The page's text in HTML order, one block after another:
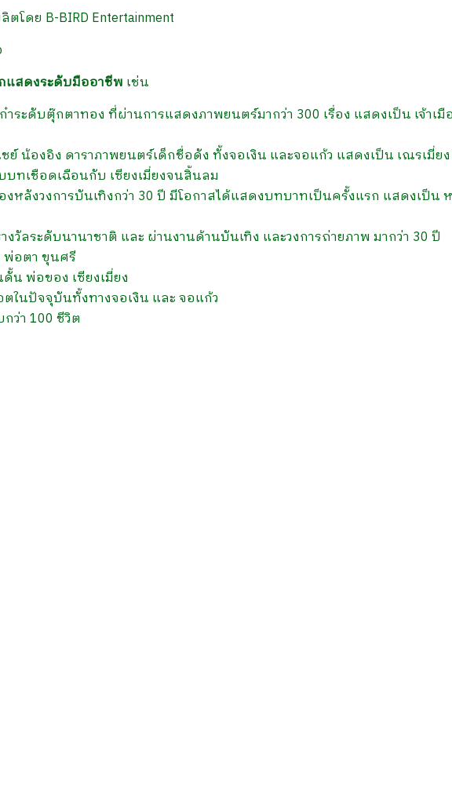
โดย B-BIRD Entertainment
แสดงระดับมืออาชีพ เช่น
ระดับตุ๊กตาทอง ที่ผ่านการแสดงภาพยนตร์มากว่า 300 เรื่อง แสดงเป็น เจ้าเมื
น้องอิง ดาราภาพยนตร์เด็กชื่อดัง ทั้งจอเงิน และจอแก้ว แสดงเป็น เณรเมี่ยง
ทเชือดเฉือนกับ เซียงเมี่ยงจนสิ้นลม
หลังวงการบันเทิงกว่า 30 ปี มีโอกาสได้แสดงบทบาทเป็นครั้งแรก แสดงเป็น
วัลระดับนานาชาติ และ ผ่านงานด้านบันเทิง และวงการถ่ายภาพ มากว่า 30 ปี
พ่อตา ขุนศรี
น พ่อของ เซียงเมี่ยง
ในปัจจุบันทั้งทางจอเงิน และ จอแก้ว
ว่า 100 ชีวิต